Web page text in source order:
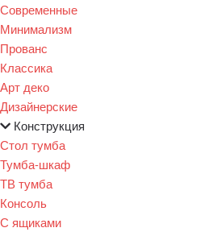
Современные
Минимализм
Прованс
Классика
Арт деко
Дизайнерские
Конструкция
Стол тумба
Тумба-шкаф
ТВ тумба
Консоль
С ящиками